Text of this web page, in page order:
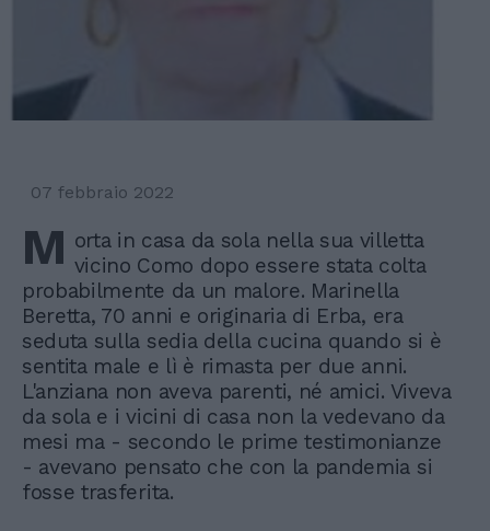
07 febbraio 2022
M orta in casa da sola nella sua villetta
vicino Como dopo essere stata colta
probabilmente da un malore. Marinella
Beretta, 70 anni e originaria di Erba, era
seduta sulla sedia della cucina quando si è
sentita male e lì è rimasta per due anni.
L'anziana non aveva parenti, né amici. Viveva
da sola e i vicini di casa non la vedevano da
mesi ma - secondo le prime testimonianze
- avevano pensato che con la pandemia si
fosse trasferita.